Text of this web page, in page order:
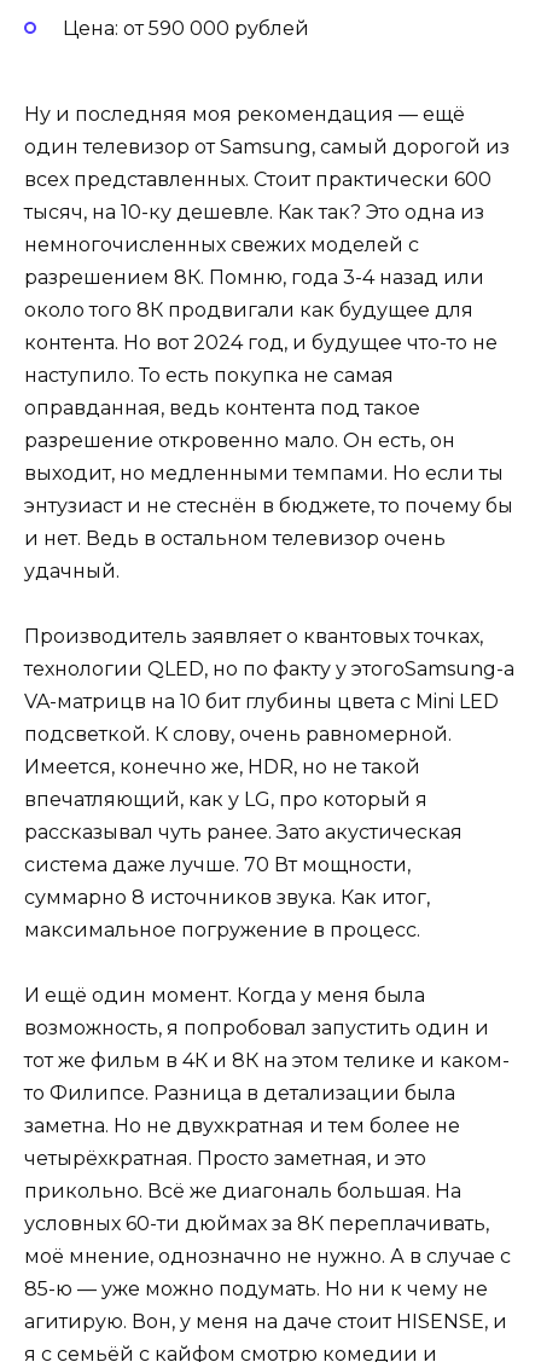
Цена: от 590 000 рублей
Ну и последняя моя рекомендация — ещё
один телевизор от Samsung, самый дорогой из
всех представленных. Стоит практически 600
тысяч, на 10-ку дешевле. Как так? Это одна из
немногочисленных свежих моделей с
разрешением 8К. Помню, года 3-4 назад или
около того 8К продвигали как будущее для
контента. Но вот 2024 год, и будущее что-то не
наступило. То есть покупка не самая
оправданная, ведь контента под такое
разрешение откровенно мало. Он есть, он
выходит, но медленными темпами. Но если ты
энтузиаст и не стеснён в бюджете, то почему бы
и нет. Ведь в остальном телевизор очень
удачный.
Производитель заявляет о квантовых точках,
технологии QLED, но по факту у этогоSamsung-а
VA-матрицв на 10 бит глубины цвета с Mini LED
подсветкой. К слову, очень равномерной.
Имеется, конечно же, HDR, но не такой
впечатляющий, как у LG, про который я
рассказывал чуть ранее. Зато акустическая
система даже лучше. 70 Вт мощности,
суммарно 8 источников звука. Как итог,
максимальное погружение в процесс.
И ещё один момент. Когда у меня была
возможность, я попробовал запустить один и
тот же фильм в 4К и 8К на этом телике и каком-
то Филипсе. Разница в детализации была
заметна. Но не двухкратная и тем более не
четырёхкратная. Просто заметная, и это
прикольно. Всё же диагональ большая. На
условных 60-ти дюймах за 8К переплачивать,
моё мнение, однозначно не нужно. А в случае с
85-ю — уже можно подумать. Но ни к чему не
агитирую. Вон, у меня на даче стоит HISENSE, и
я с семьёй с кайфом смотрю комедии и